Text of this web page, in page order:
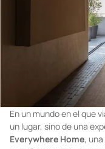
En un mundo en el que
un lugar, sino de una
Everywhere Home,